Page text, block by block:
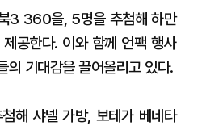
3 360을, 5명을 추첨해 하만
공한다. 이와 함께 언팩 행사
의 기대감을 끌어올리고 있다.
해 샤넬 가방, 보테가 베네타